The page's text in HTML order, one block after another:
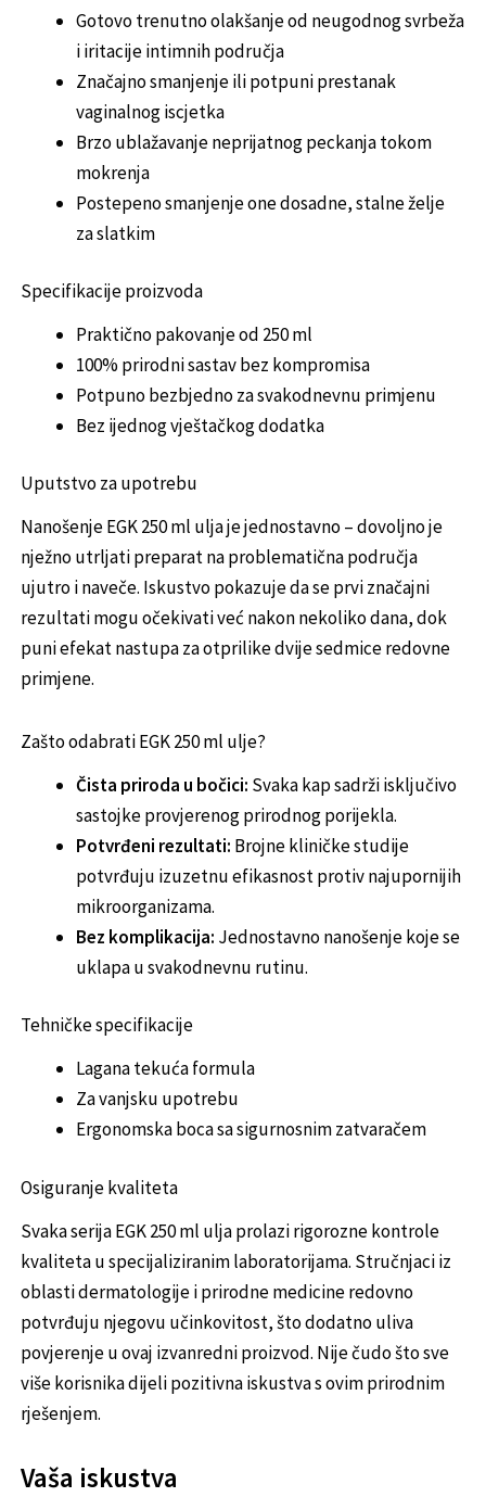
Gotovo trenutno olakšanje od neugodnog svrbeža
i iritacije intimnih područja
Značajno smanjenje ili potpuni prestanak
vaginalnog iscjetka
Brzo ublažavanje neprijatnog peckanja tokom
mokrenja
Postepeno smanjenje one dosadne, stalne želje
za slatkim
Specifikacije proizvoda
Praktično pakovanje od 250 ml
100% prirodni sastav bez kompromisa
Potpuno bezbjedno za svakodnevnu primjenu
Bez ijednog vještačkog dodatka
Uputstvo za upotrebu
Nanošenje EGK 250 ml ulja je jednostavno – dovoljno je
nježno utrljati preparat na problematična područja
ujutro i naveče. Iskustvo pokazuje da se prvi značajni
rezultati mogu očekivati već nakon nekoliko dana, dok
puni efekat nastupa za otprilike dvije sedmice redovne
primjene.
Zašto odabrati EGK 250 ml ulje?
Čista priroda u bočici: Svaka kap sadrži isključivo
sastojke provjerenog prirodnog porijekla.
Potvrđeni rezultati: Brojne kliničke studije
potvrđuju izuzetnu efikasnost protiv najupornijih
mikroorganizama.
Bez komplikacija: Jednostavno nanošenje koje se
uklapa u svakodnevnu rutinu.
Tehničke specifikacije
Lagana tekuća formula
Za vanjsku upotrebu
Ergonomska boca sa sigurnosnim zatvaračem
Osiguranje kvaliteta
Svaka serija EGK 250 ml ulja prolazi rigorozne kontrole
kvaliteta u specijaliziranim laboratorijama. Stručnjaci iz
oblasti dermatologije i prirodne medicine redovno
potvrđuju njegovu učinkovitost, što dodatno uliva
povjerenje u ovaj izvanredni proizvod. Nije čudo što sve
više korisnika dijeli pozitivna iskustva s ovim prirodnim
rješenjem.
Vaša iskustva